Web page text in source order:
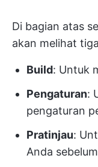
Di bagian atas
akan melihat
Build: Untuk
Pengaturan:
pengaturan
Pratinjau:
Anda